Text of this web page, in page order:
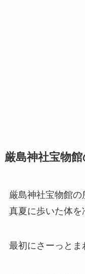
厳島神社宝物
厳島神社宝物館
真夏に歩いた体を
最初にさーっとま